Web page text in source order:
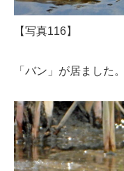
【写真116】
「バン」が居ました。